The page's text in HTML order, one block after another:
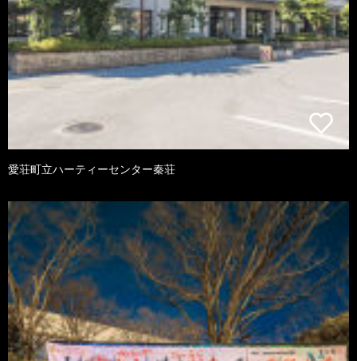
愛荘町立ハーティーセンター秦荘